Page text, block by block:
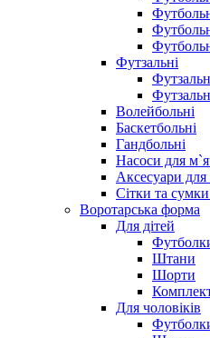
Футзальні
Волейбольні
Баскетбольні
Гандбольні
Насоси для
Аксесуари для
Сітки та
Воротарська форма
Для дітей
Штани
Шорти
Для чоловіків